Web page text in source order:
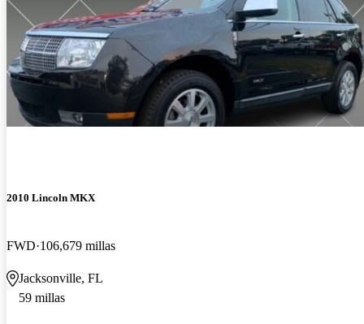
2010 Lincoln MKX
FWD 106,679 millas
Jacksonville, FL
59 millas